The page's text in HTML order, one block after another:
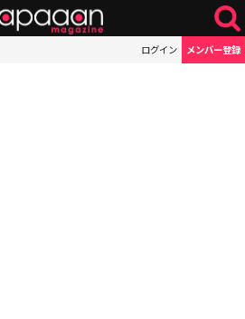
ログイン メンバー登録